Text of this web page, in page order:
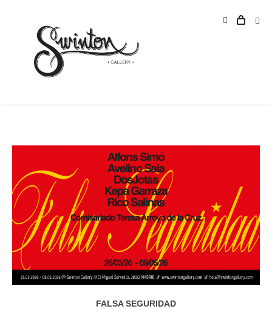
FALSA SEGURIDAD